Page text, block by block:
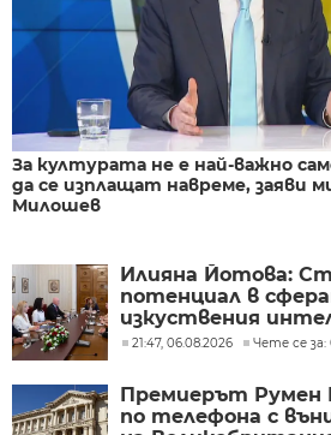
За културата не е най-важно
да се изплащат навреме, заяви
Милошев
Илияна Йотова:
потенциал в
изкуствения
забелязва тези
21:47, 06.08.2026 Чете се за:
Премиерът Румен
по телефона с